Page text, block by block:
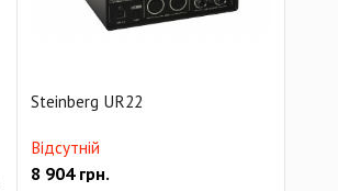
Steinberg UR22
Відсутній
8 904грн.